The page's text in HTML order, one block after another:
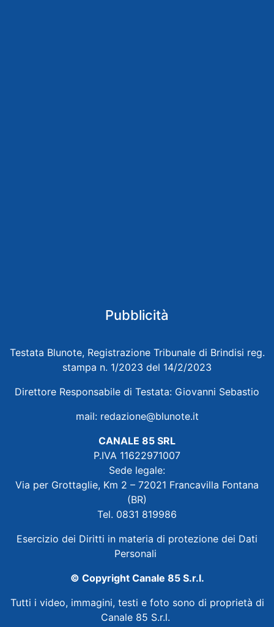
Pubblicità
Testata Blunote, Registrazione Tribunale di Brindisi reg.
stampa n. 1/2023 del 14/2/2023
Direttore Responsabile di Testata: Giovanni Sebastio
mail: redazione@blunote.it
CANALE 85 SRL
P.IVA 11622971007
Sede legale:
Via per Grottaglie, Km 2 – 72021 Francavilla Fontana
(BR)
Tel. 0831 819986
Esercizio dei Diritti in materia di protezione dei Dati
Personali
© Copyright Canale 85 S.r.l.
Tutti i video, immagini, testi e foto sono di proprietà di
Canale 85 S.r.l.